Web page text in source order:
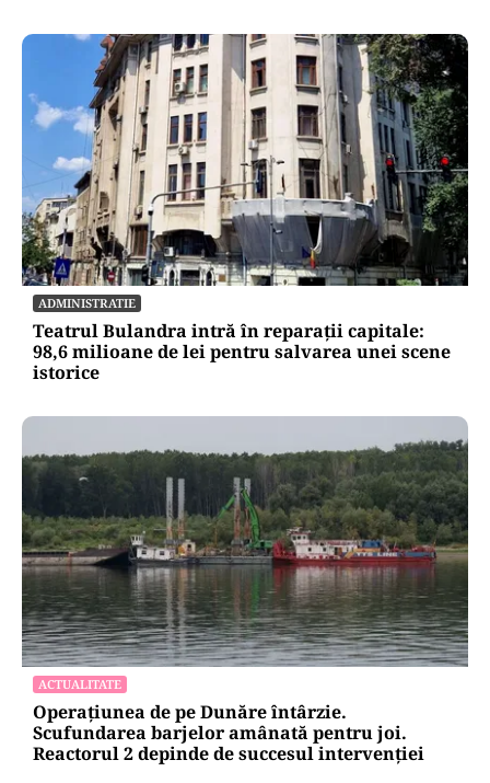
ECONOMIE
Cel mai scump kilowatt e cel pe care nu-l poți
muta
ADMINISTRATIE
Teatrul Bulandra intră în reparații capitale:
98,6 milioane de lei pentru salvarea unei scene
istorice